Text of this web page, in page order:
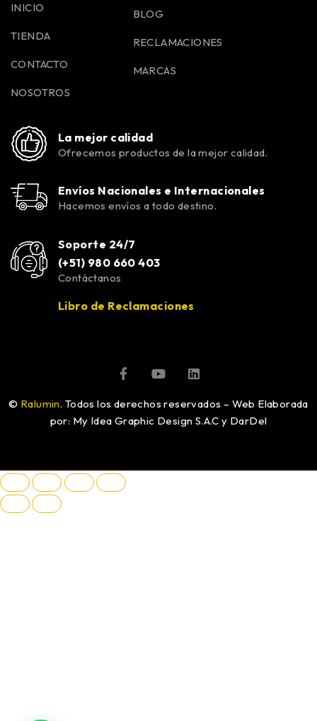
INICIO
TIENDA
CONTACTO
NOSOTROS
BLOG
RECLAMACIONES
MARCAS
La mejor calidad
Ofrecemos productos de la mejor calidad.
Envíos Nacionales e Internacionales
Hacemos envíos a todo destino.
Soporte 24/7
(+51) 980 660 403
Contáctanos
Libro de Reclamaciones
© Ralumin. Todos los derechos reservados – Web Elaborada
por: My Idea Graphic Design S.A.C y DarDel